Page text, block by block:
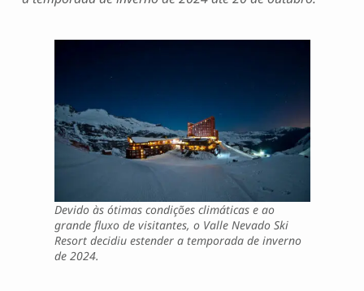
Devido às ótimas condições climáticas e ao
grande fluxo de visitantes, o Valle Nevado Ski
Resort decidiu estender a temporada de inverno
de 2024.